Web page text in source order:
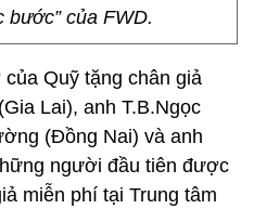
của FWD.
Quỹ tặng chân giả
Lai), anh T.B.Ngọc
(Đồng Nai) và anh
người đầu tiên được
miễn phí tại Trung tâm